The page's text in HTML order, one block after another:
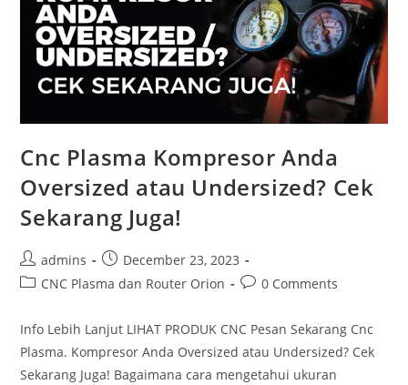
Cnc Plasma Kompresor Anda
Oversized atau Undersized? Cek
Sekarang Juga!
Post
author:
admins
Post
published:
December 23, 2023
PostCNC Plasma dan Router Orion
Post0 Comments
Info Lebih Lanjut LIHAT PRODUK CNC Pesan Sekarang Cnc
Plasma. Kompresor Anda Oversized atau Undersized? Cek
Sekarang Juga! Bagaimana cara mengetahui ukuran